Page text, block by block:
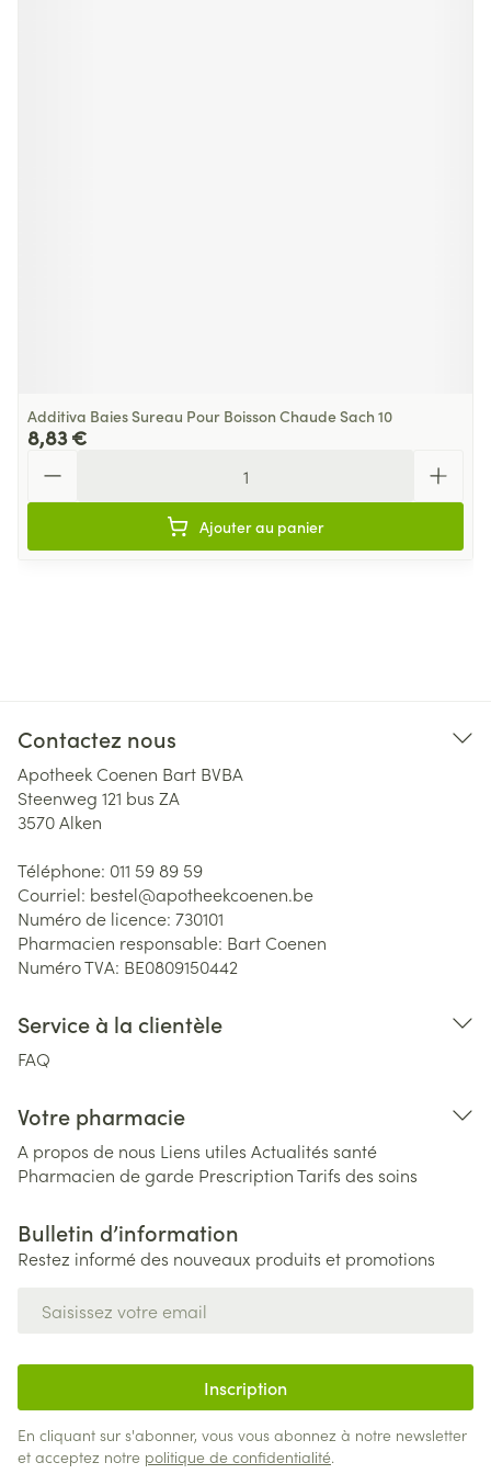
Additiva Baies Sureau Pour Boisson Chaude Sach 10
8,83 €
Ajouter au panier
Contactez nous
Apotheek Coenen Bart BVBA
Steenweg 121 bus ZA
3570Alken
Téléphone: 011 59 89 59
Courriel: bestel@apotheekcoenen.be
Numéro de licence: 730101
Pharmacien responsable: Bart Coenen
Numéro TVA: BE0809150442
Service à la clientèle
FAQ
Votre pharmacie
A propos de nous Liens utiles Actualités santé
Pharmacien de garde PrescriptionTarifs des soins
Bulletin d’information
Restez informé des nouveaux produits et promotions
Inscription
En cliquant sur s'abonner, vous vous abonnez à notre newsletter
et acceptez notre politique de confidentialité.